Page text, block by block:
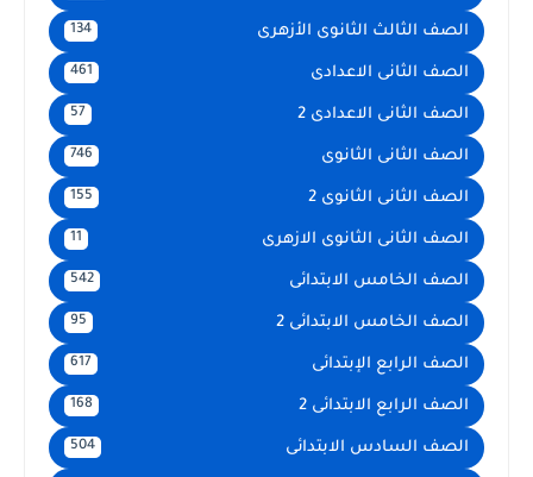
الصف الثالث الثانوى الأزهرى 134
الصف الثانى الاعدادى 461
الصف الثانى الاعدادى 2 57
الصف الثانى الثانوى 746
الصف الثانى الثانوى 2 155
الصف الثانى الثانوى الازهرى 11
الصف الخامس الابتدائى 542
الصف الخامس الابتدائى 2 95
الصف الرابع الإبتدائى 617
الصف الرابع الابتدائى 2 168
الصف السادس الابتدائى 504